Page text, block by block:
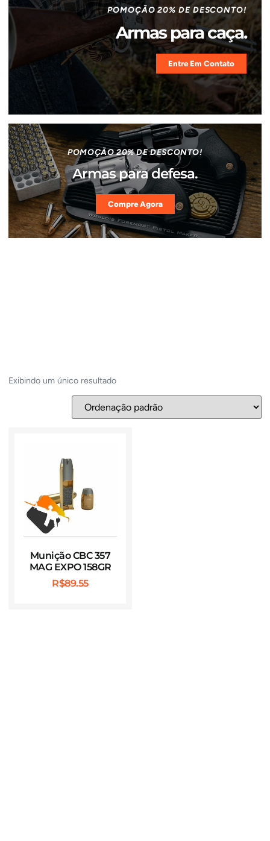
POMOÇÃO 20% DE DESCONTO!
Armas para caça.
Entre Em Contato
POMOÇÃO 20% DE DESCONTO!
Armas para defesa.
Compre Agora
Exibindo um único resultado
Munição CBC 357
MAG EXPO 158GR
R$89.55